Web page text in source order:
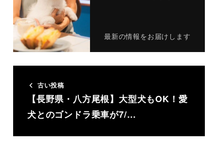
最新の情報をお届けします
古い投稿
【長野県・八方尾根】大型犬もOK！愛
犬とのゴンドラ乗車が7/…